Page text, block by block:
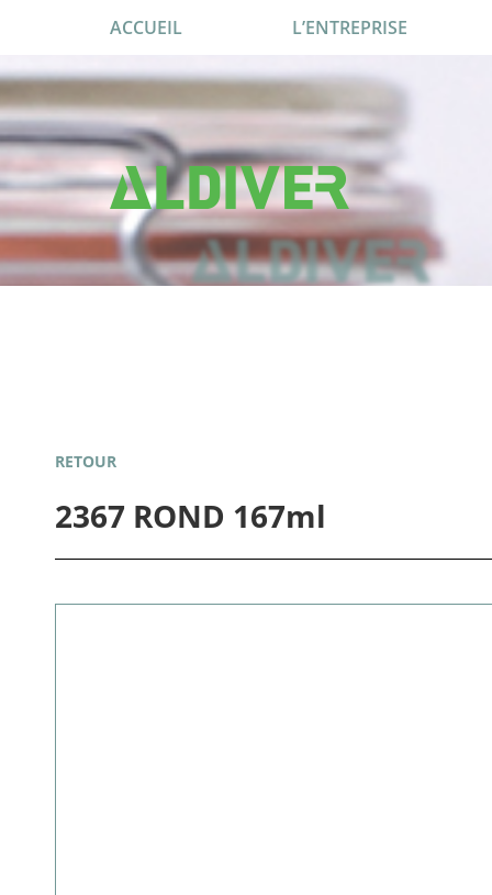
ACCUEIL L’ENTREPRISE
RETOUR
2367 ROND 167ml